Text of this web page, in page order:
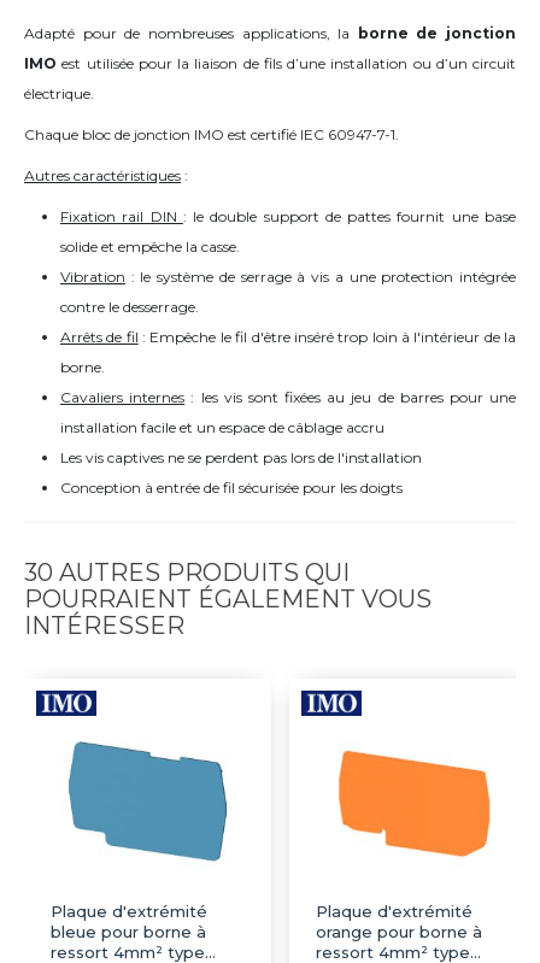
Adapté pour de nombreuses applications, la
borne de jonction
IMO est utilisée pour la liaison de fils d’une installation ou d’un circuit
électrique.
Chaque bloc de jonction IMO est certifié IEC 60947-7-1.
Autres caractéristiques :
Fixation rail DIN : le double support de pattes fournit une base
solide et empêche la casse.
Vibration : le système de serrage à vis a une protection intégrée
contre le desserrage.
Arrêts de fil : Empêche le fil d'être inséré trop loin à l'intérieur de la
borne.
Cavaliers internes : les vis sont fixées au jeu de barres pour une
installation facile et un espace de câblage accru
Les vis captives ne se perdent pas lors de l'installation
Conception à entrée de fil sécurisée pour les doigts
30 AUTRES PRODUITS QUI
POURRAIENT ÉGALEMENT VOUS
INTÉRESSER
Plaque d'extrémité
bleue pour borne à
ressort 4mm² type
Plaque d'extrémité
orange pour borne à
ressort 4mm² type